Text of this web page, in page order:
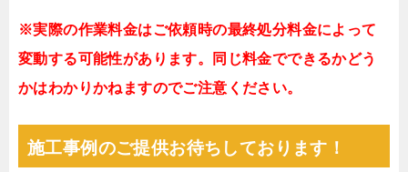
※実際の作業料金はご依頼時の最終処分料金によって
変動する可能性があります。同じ料金でできるかどう
かはわかりかねますのでご注意ください。
施工事例のご提供お待ちしております！